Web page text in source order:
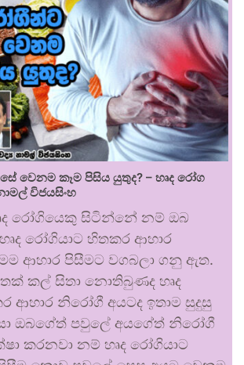
වෙනම කෑම පිසිය යුතුද? – හෘද රෝග
විජයසිංහ
රෝගියෙකු සිටින්නේ නම් ඔබ
රෝගියාට හිතකර ආහාර
ආහාර පිසීමට වගබලා ගනු ඇත.
කල් සිතා නොතිබුණද හෘද
ආහාර නිරෝගී අයටද ඉතාම සුදුසු
ඔබගේත් පවුලේ අයගේත් නිරෝගී
කරනවා නම් හෘද රෝගියාට